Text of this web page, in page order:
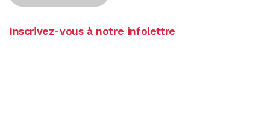
Inscrivez-vous à notre infolettre